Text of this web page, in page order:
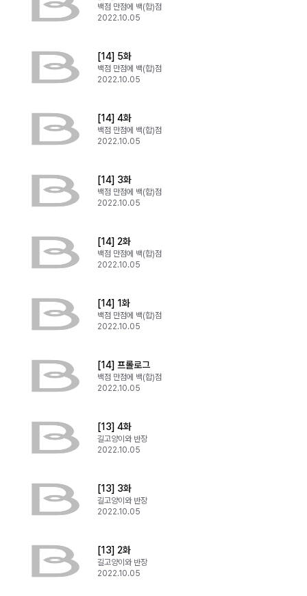
백점 만점에 백(합)점
2022.10.05
[14] 5화
백점 만점에 백(합)점
2022.10.05
[14] 4화
백점 만점에 백(합)점
2022.10.05
[14] 3화
백점 만점에 백(합)점
2022.10.05
[14] 2화
백점 만점에 백(합)점
2022.10.05
[14] 1화
백점 만점에 백(합)점
2022.10.05
[14] 프롤로그
백점 만점에 백(합)점
2022.10.05
[13] 4화
길고양이와 반장
2022.10.05
[13] 3화
길고양이와 반장
2022.10.05
[13] 2화
길고양이와 반장
2022.10.05